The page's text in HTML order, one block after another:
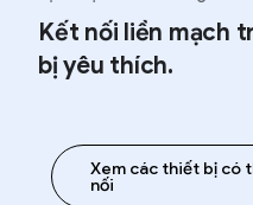
nối liền mạch trên
yêu thích.
Xem các thiết bị có thể
nối